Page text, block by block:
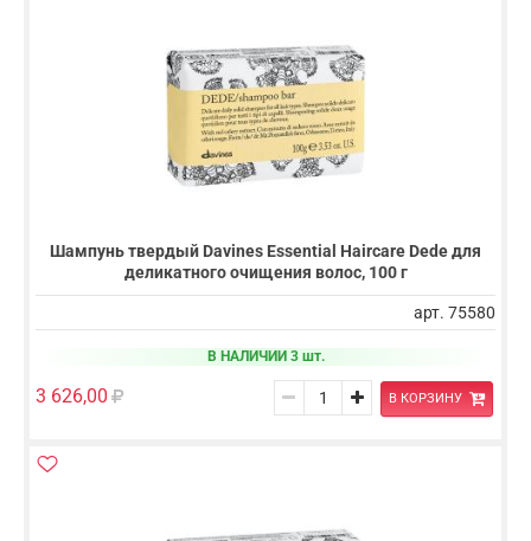
Шампунь твердый Davines Essential Haircare Dede для
деликатного очищения волос, 100 г
арт. 75580
В НАЛИЧИИ 3 шт.
3 626,00 В КОРЗИНУ